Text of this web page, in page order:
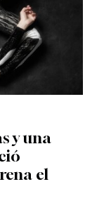
y una
el